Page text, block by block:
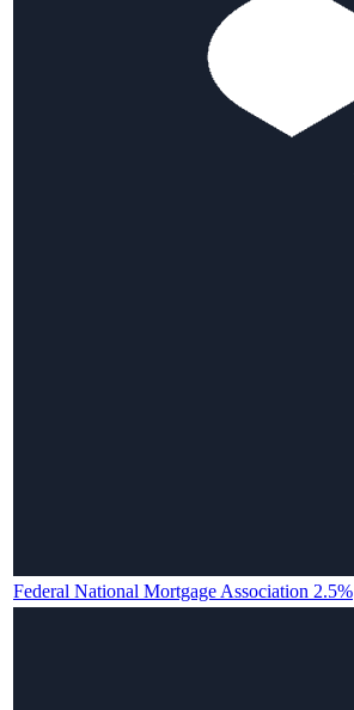
Federal National Mortgage Association 2.5%